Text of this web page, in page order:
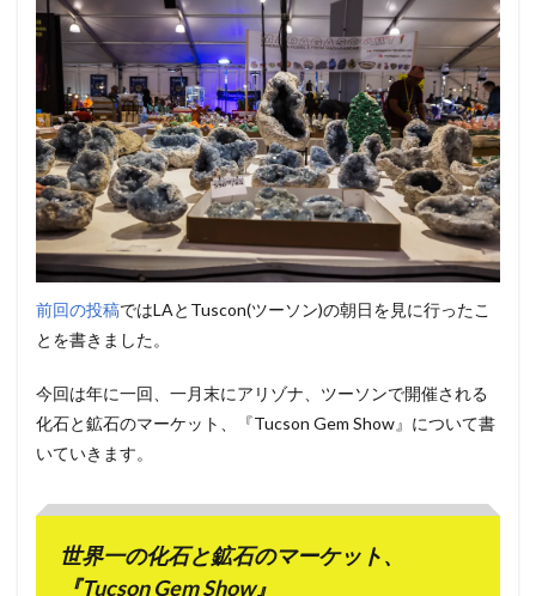
前回の投稿ではLAとTuscon(ツーソン)の朝日を見に行ったこ
とを書きました。
今回は年に一回、一月末にアリゾナ、ツーソンで開催される
化石と鉱石のマーケット、『Tucson Gem Show』について書
いていきます。
世界一の化石と鉱石のマーケット、
『Tucson Gem Show』